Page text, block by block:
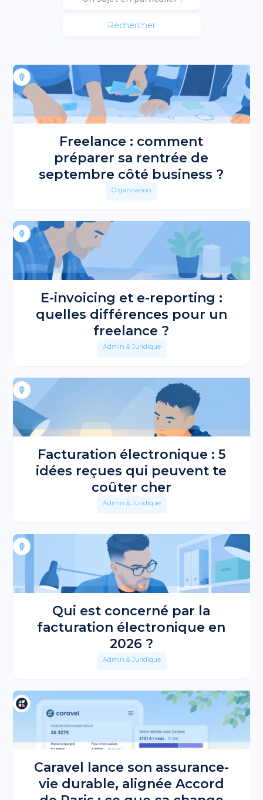
Freelance : comment
préparer sa rentrée de
septembre côté business ?
Organisation
E-invoicing et e-reporting :
quelles différences pour un
freelance ?
Admin & Juridique
Facturation électronique : 5
idées reçues qui peuvent te
coûter cher
Admin & Juridique
Qui est concerné par la
facturation électronique en
2026 ?
Admin & Juridique
Caravel lance son assurance-
vie durable, alignée Accord